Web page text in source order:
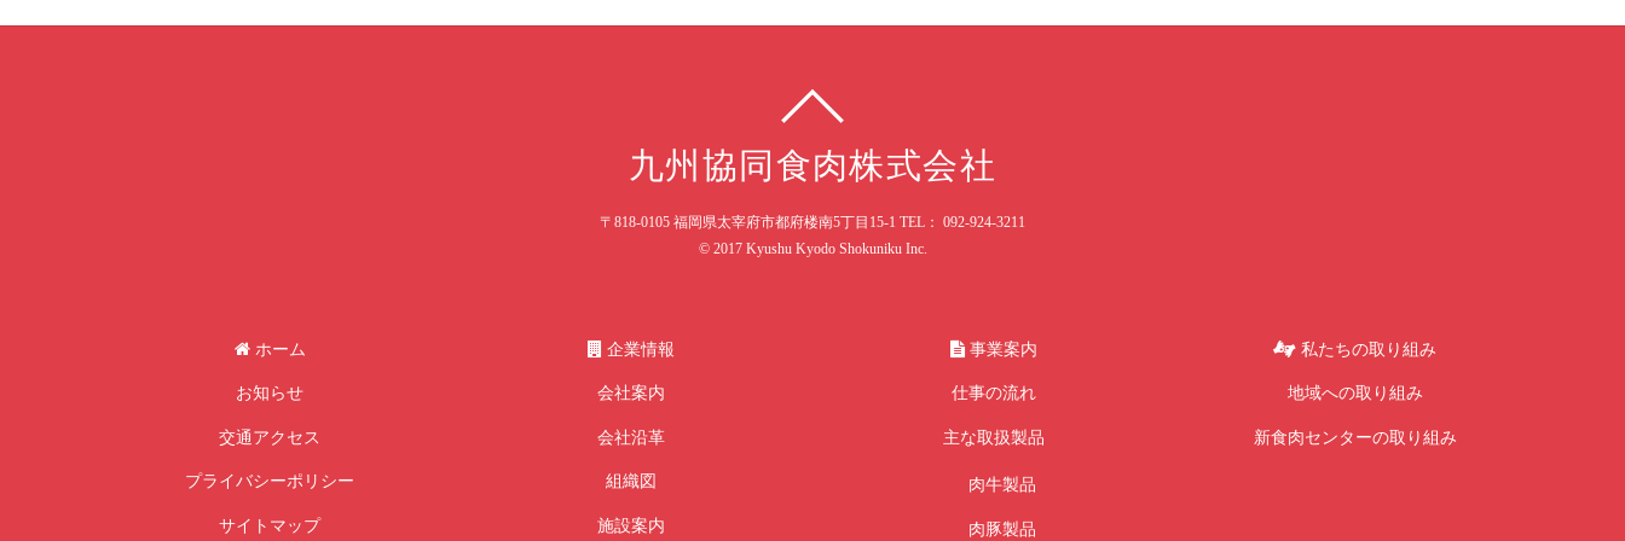
九州協同食肉株式会社
〒818-0105 福岡県太宰府市都府楼南5丁目15-1 TEL： 092-924-3211
© 2017 Kyushu Kyodo Shokuniku Inc.
ホーム
お知らせ
交通アクセス
プライバシーポリシー
サイトマップ
企業情報
会社案内
会社沿革
組織図
施設案内
事業案内
仕事の流れ
主な取扱製品
肉牛製品
肉豚製品
私たちの取り組み
地域への取り組み
新食肉センターの取り組み